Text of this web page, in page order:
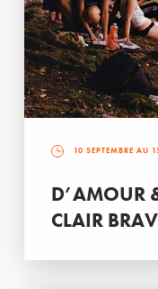
10 SEPTEMBRE AU
D’AMOUR
CLAIR